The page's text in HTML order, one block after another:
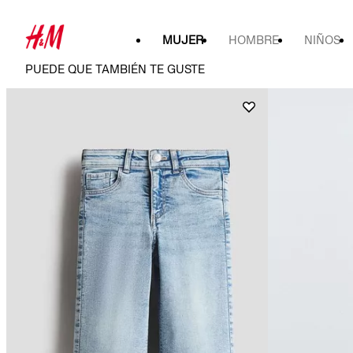
MUJER HOMBRE NIÑOS
PUEDE QUE TAMBIÉN TE GUSTE